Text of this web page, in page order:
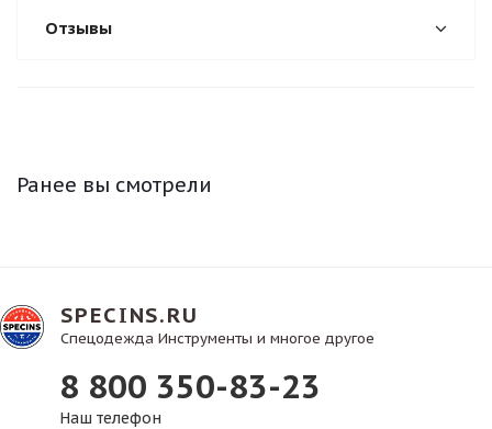
Отзывы
Ранее вы смотрели
SPECINS.RU
Спецодежда Инструменты и многое другое
8 800 350-83-23
Наш телефон